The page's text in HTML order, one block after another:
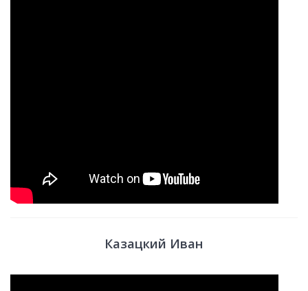
Казацкий Иван